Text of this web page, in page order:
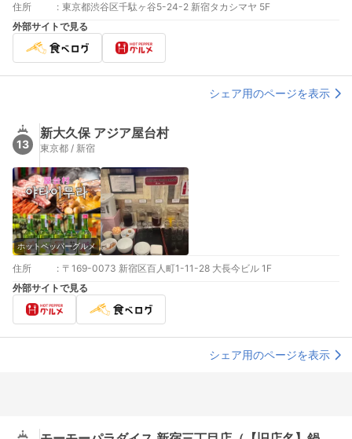
住所 : 東京都渋谷区千駄ヶ谷5-24-2 新宿タカシマヤ 5F
外部サイトで見る
シェア用のページを表示
13
新大久保 アジア屋台村
東京都 / 新宿
ホットペッパーグルメ
住所 : 〒169-0073 新宿区百人町1-11-28 大長今ビル 1F
外部サイトで見る
シェア用のページを表示